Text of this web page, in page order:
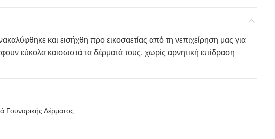
και εισήχθη προ εικοσαετίας από τη νεπιχείρηση μας για
εύκολα καισωστά τα δέρματά τους, χωρίς αρνητική επίδραση
Γουναρικής Δέρματος